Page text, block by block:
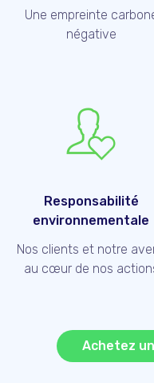
Une empreinte
négative
Responsabilité
environnementale
Nos clients et notre
au cœur de nos
Achetez